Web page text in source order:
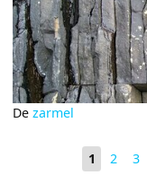
Dezarmel
1 2 3